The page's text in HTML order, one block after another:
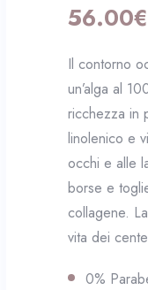
56.00€
Il contorno
un’alga al
ricchezza in
linolenico e
occhi e alle
borse e
collagene.
vita dei
0%